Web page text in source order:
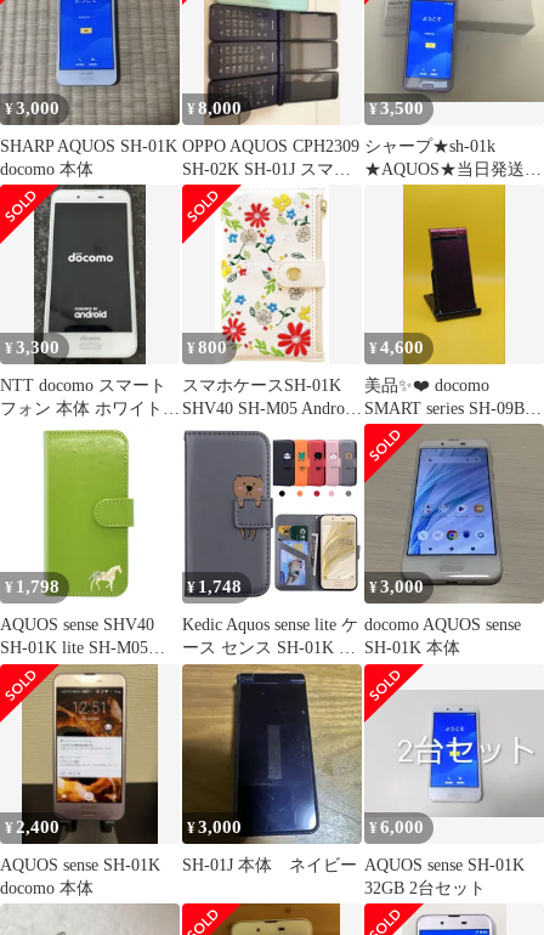
かわいい レザー 革 カ
バー スマホケース 鏡
送料無料 安い
¥3,000
SHARP AQUOS SH-01K
docomo 本体
¥8,000
OPPO AQUOS CPH2309
SH-02K SH-01J スマホ
セット
¥3,500
シャープ★sh-01k
★AQUOS★当日発送★
¥3,300
NTT docomo スマート
フォン 本体 ホワイト
SH-01K
¥800
スマホケースSH-01K
SHV40 SH-M05 Android
one S3
¥4,600
美品✨❤️ docomo
SMART series SH-09B
携帯電話
¥ 1,798
AQUOS sense SHV40
SH-01K lite SH-M05
android one S3 ケース
カバー 手帳型 うま 馬
SH-01Kケース SH-01K
カバー SHV40ケース
SHV40カバー "2q-2pl-
dn35
¥ 1,748
Kedic Aquos sense lite ケ
ース センス SH-01K ケ
ース 手帳型 防塵 耐衝
撃TPU素材 シャープ ア
クオス センス SHV40
カバー Aquos sense SH-
01K ケース AQUOS
sense スマホケース 財
布型 0
¥3,000
docomo AQUOS sense
SH-01K 本体
¥ 2,400
AQUOS sense SH-01K
docomo 本体
¥3,000
SH-01J 本体 ネイビー
¥6,000
AQUOS sense SH-01K
32GB 2台セット